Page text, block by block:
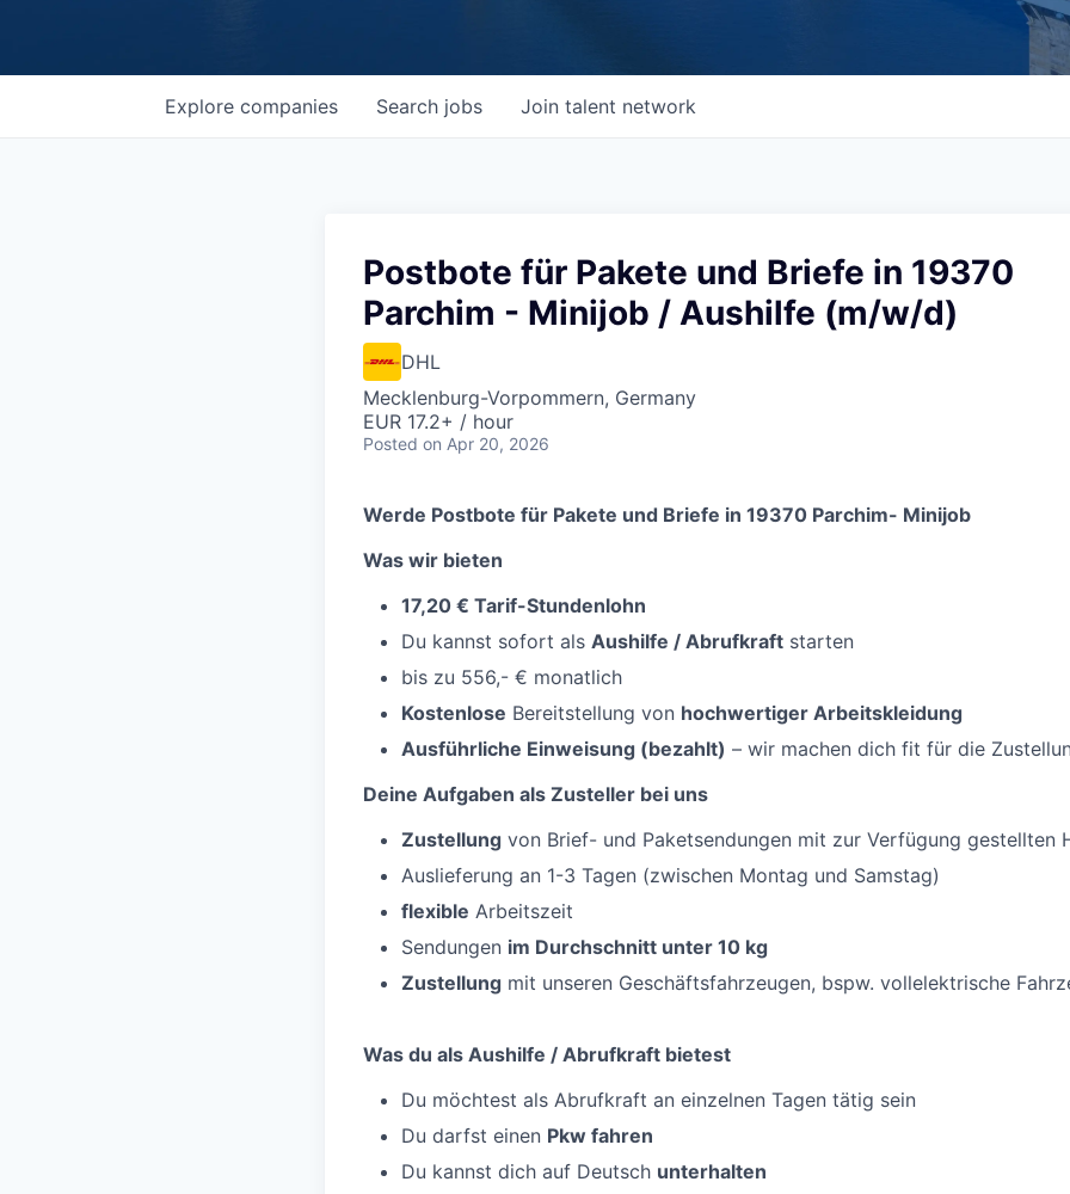
Search jobs
Explore companies Join talent network
Postbote für Pakete und Briefe in 19370
Parchim - Minijob / Aushilfe (m/w/d)
DHL
Mecklenburg-Vorpommern, Germany
EUR 17.2+ / hour
Posted on Apr 20, 2026
Werde Postbote für Pakete und Briefe in 19370 Parchim- Minijob
Was wir bieten
17,20 € Tarif-Stundenlohn
Du kannst sofort als Aushilfe / Abrufkraft starten
bis zu 556,- € monatlich
Kostenlose Bereitstellung von hochwertiger Arbeitskleidung
Ausführliche Einweisung (bezahlt) – wir machen dich fit für die
Deine Aufgaben als Zusteller bei uns
Zustellung von Brief- und Paketsendungen mit zur Verfügung gestellten
Auslieferung an 1-3 Tagen (zwischen Montag und Samstag)
flexible Arbeitszeit
Sendungen im Durchschnitt unter 10 kg
Zustellung mit unseren Geschäftsfahrzeugen, bspw. vollelektrische
Was du als Aushilfe / Abrufkraft bietest
Du möchtest als Abrufkraft an einzelnen Tagen tätig sein
Du darfst einen Pkw fahren
Du kannst dich auf Deutsch unterhalten